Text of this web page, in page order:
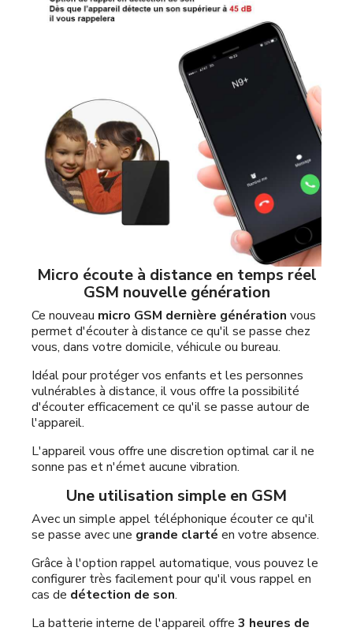
Micro écoute à distance en temps réel
GSM nouvelle génération
Ce nouveau micro GSM dernière génération vous
permet d'écouter à distance ce qu'il se passe chez
vous, dans votre domicile, véhicule ou bureau.
Idéal pour protéger vos enfants et les personnes
vulnérables à distance, il vous offre la possibilité
d'écouter efficacement ce qu'il se passe autour de
l'appareil.
L'appareil vous offre une discretion optimal car il ne
sonne pas et n'émet aucune vibration.
Une utilisation simple en GSM
Avec un simple appel téléphonique écouter ce qu'il
se passe avec une grande clarté en votre absence.
Grâce à l'option rappel automatique, vous pouvez le
configurer très facilement pour qu'il vous rappel en
cas de détection de son.
La batterie interne de l'appareil offre 3 heures de